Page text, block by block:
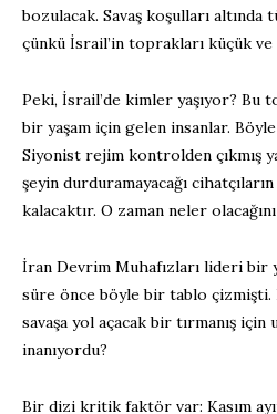
bozulacak. Savaş koşulları altında
çünkü İsrail’in toprakları küçük ve
Peki, İsrail’de kimler yaşıyor?
bir yaşam için gelen insanlar.
Siyonist rejim kontrolden çıkmış
şeyin durduramayacağı
kalacaktır. O zaman neler
İran Devrim Muhafızları lideri bir
süre önce böyle bir tablo çizmişti.
savaşa yol açacak bir tırmanış
inanıyordu?
Bir dizi kritik faktör var: Kasım